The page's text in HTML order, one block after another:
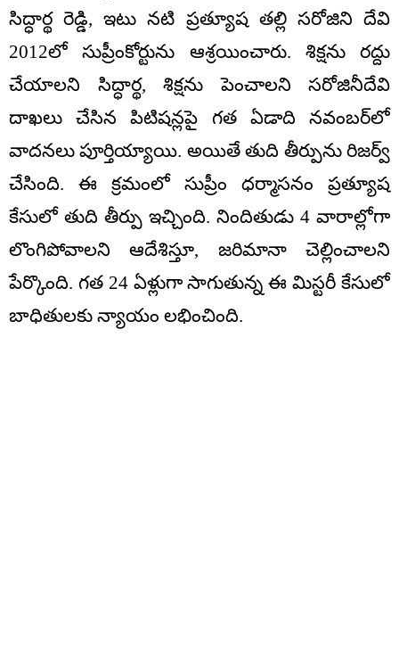
సిద్ధార్థ రెడ్డి, ఇటు నటి ప్రత్యూష తల్లి సరోజిని దేవి
2012లో సుప్రీంకోర్టును ఆశ్రయించారు. శిక్షను రద్దు
చేయాలని సిద్ధార్థ, శిక్షను పెంచాలని సరోజినీదేవి
దాఖలు చేసిన పిటిషన్లపై గత ఏడాది నవంబర్‌లో
వాదనలు పూర్తియ్యాయి. అయితే తుది తీర్పును రిజర్వ్
చేసింది. ఈ క్రమంలో సుప్రీం ధర్మాసనం ప్రత్యూష
కేసులో తుది తీర్పు ఇచ్చింది. నిందితుడు 4 వారాల్లోగా
లొంగిపోవాలని ఆదేశిస్తూ, జరిమానా చెల్లించాలని
పేర్కొంది. గత 24 ఏళ్లుగా సాగుతున్న ఈ మిస్టరీ కేసులో
బాధితులకు న్యాయం లభించింది.